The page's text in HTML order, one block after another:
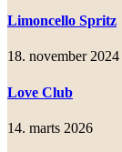
Limoncello Spritz
18. november 2024
Love Club
14. marts 2026